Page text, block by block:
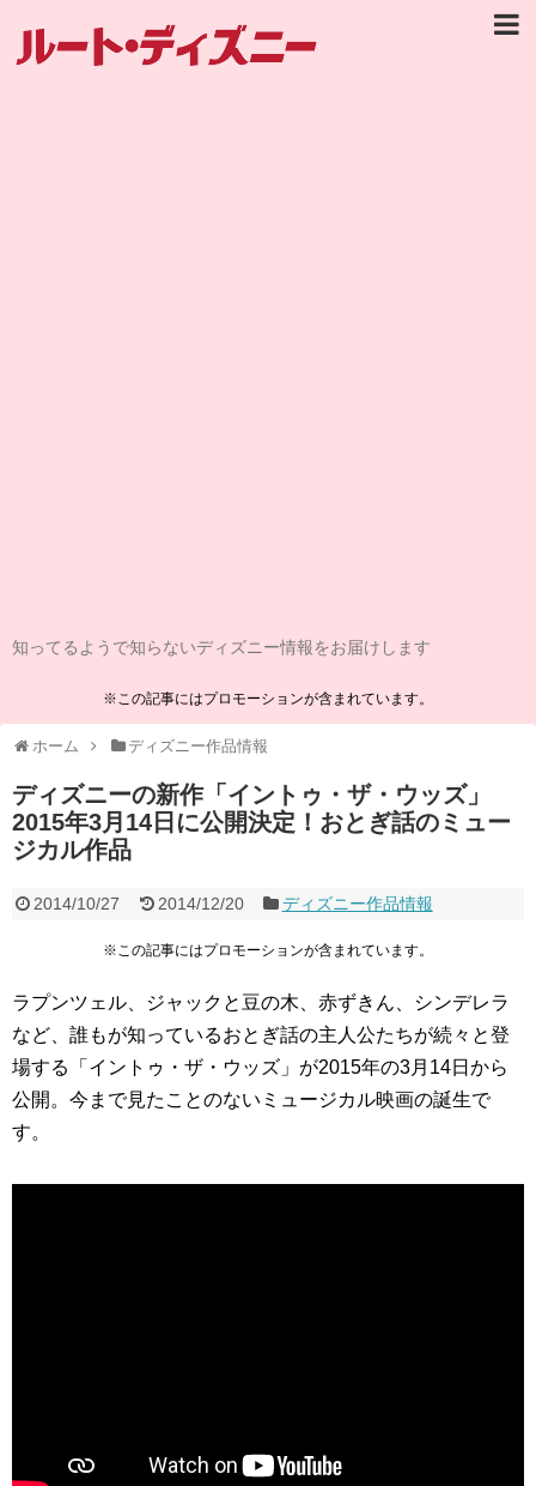
知ってるようで知らないディズニー情報をお届けします
※この記事にはプロモーションが含まれています。
ホーム ディズニー作品情報
ディズニーの新作「イントゥ・ザ・ウッズ」
2015年3月14日に公開決定！おとぎ話のミュー
ジカル作品
2014/10/27 2014/12/20 ディズニー作品情報
※この記事にはプロモーションが含まれています。
ラプンツェル、ジャックと豆の木、赤ずきん、シンデレラ
など、誰もが知っているおとぎ話の主人公たちが続々と登
場する「イントゥ・ザ・ウッズ」が2015年の3月14日から
公開。今まで見たことのないミュージカル映画の誕生で
す。